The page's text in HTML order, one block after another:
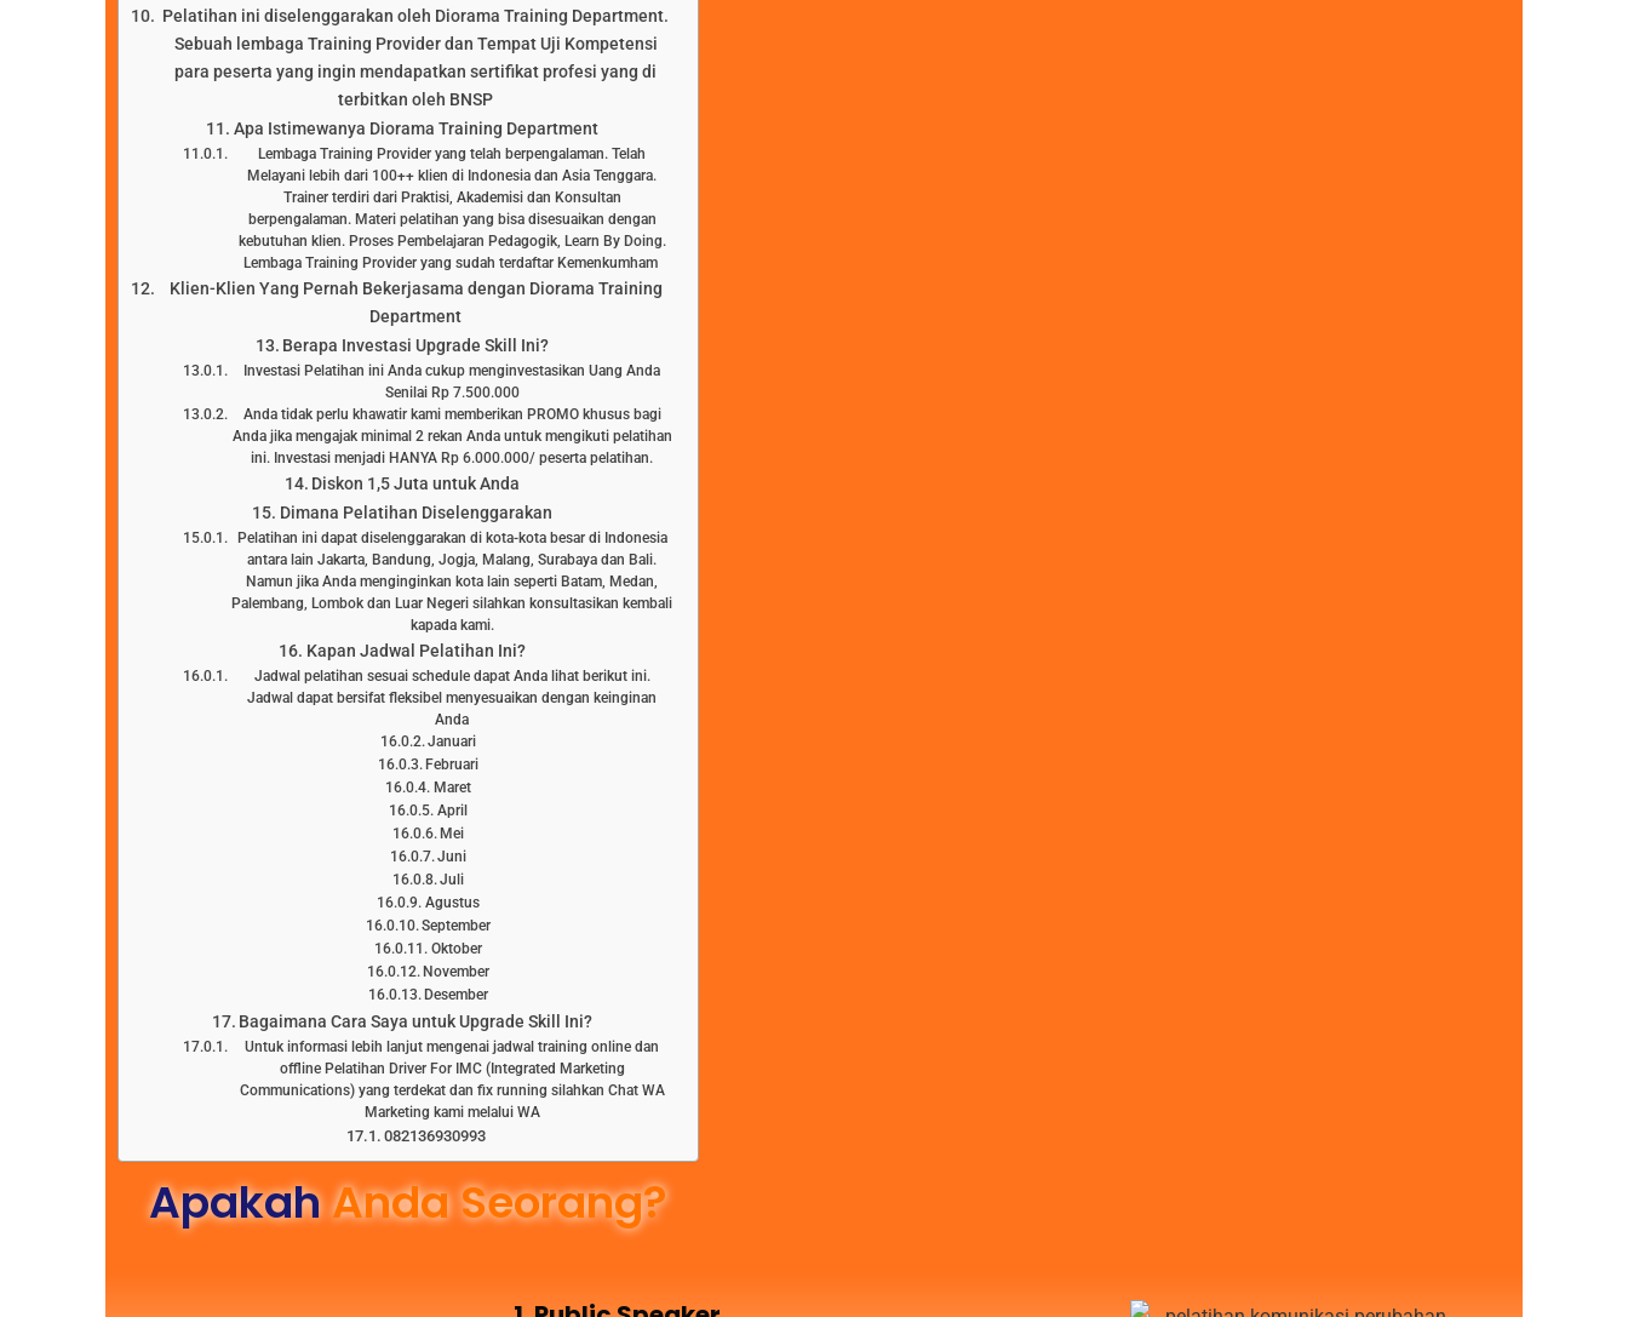
Pelatihan ini diselenggarakan oleh Diorama Training Department.
Sebuah lembaga Training Provider dan Tempat Uji Kompetensi
para peserta yang ingin mendapatkan sertifikat profesi yang di
terbitkan oleh BNSP
Apa Istimewanya Diorama Training Department
Lembaga Training Provider yang telah berpengalaman. Telah
Melayani lebih dari 100++ klien di Indonesia dan Asia Tenggara.
Trainer terdiri dari Praktisi, Akademisi dan Konsultan
berpengalaman. Materi pelatihan yang bisa disesuaikan dengan
kebutuhan klien. Proses Pembelajaran Pedagogik, Learn By Doing.
Lembaga Training Provider yang sudah terdaftar Kemenkumham
Klien-Klien Yang Pernah Bekerjasama dengan Diorama Training
Department
Berapa Investasi Upgrade Skill Ini?
Investasi Pelatihan ini Anda cukup menginvestasikan Uang Anda
Senilai Rp 7.500.000
Anda tidak perlu khawatir kami memberikan PROMO khusus bagi
Anda jika mengajak minimal 2 rekan Anda untuk mengikuti pelatihan
ini. Investasi menjadi HANYA Rp 6.000.000/ peserta pelatihan.
Diskon 1,5 Juta untuk Anda
Dimana Pelatihan Diselenggarakan
Pelatihan ini dapat diselenggarakan di kota-kota besar di Indonesia
antara lain Jakarta, Bandung, Jogja, Malang, Surabaya dan Bali.
Namun jika Anda menginginkan kota lain seperti Batam, Medan,
Palembang, Lombok dan Luar Negeri silahkan konsultasikan kembali
kapada kami.
Kapan Jadwal Pelatihan Ini?
Jadwal pelatihan sesuai schedule dapat Anda lihat berikut ini.
Jadwal dapat bersifat fleksibel menyesuaikan dengan keinginan
Anda
Januari
Februari
Maret
April
Mei
Juni
Juli
Agustus
September
Oktober
November
Desember
Bagaimana Cara Saya untuk Upgrade Skill Ini?
Untuk informasi lebih lanjut mengenai jadwal training online dan
offline Pelatihan Driver For IMC (Integrated Marketing
Communications) yang terdekat dan fix running silahkan Chat WA
Marketing kami melalui WA
082136930993
ApakahAnda Seorang?